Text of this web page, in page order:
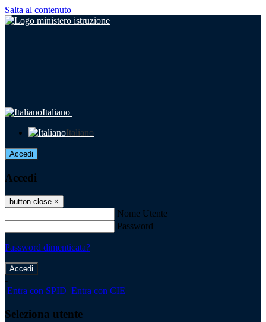
Salta al contenuto
Italiano
Italiano
Accedi
Accedi
button close ×
Nome Utente
Password
Password dimenticata?
-
Entra con SPID Entra con CIE
Seleziona utente